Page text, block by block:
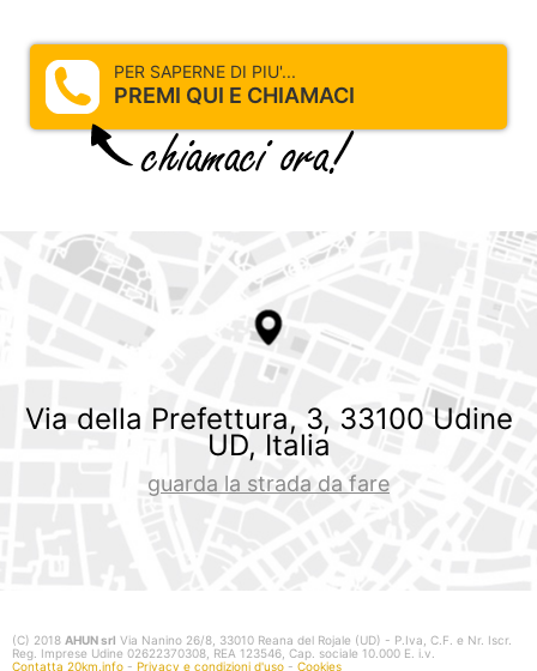
PER SAPERNE DI PIU'...
PREMI QUI E CHIAMACI
Via della Prefettura, 3, 33100 Udine
UD, Italia
guarda la strada da fare
(C) 2018 AHUN srl Via Nanino 26/8, 33010 Reana del Rojale (UD) - P.Iva, C.F. e Nr. Iscr.
Reg. Imprese Udine 02622370308, REA 123546, Cap. sociale 10.000 E. i.v.
Contatta 20km.info - Privacy e condizioni d'uso - Cookies